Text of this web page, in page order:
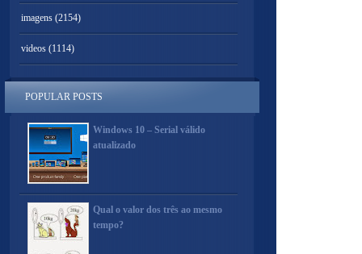
imagens (2154)
videos (1114)
POPULAR POSTS
Windows 10 – Serial válido
atualizado
Qual o valor dos três ao mesmo
tempo?